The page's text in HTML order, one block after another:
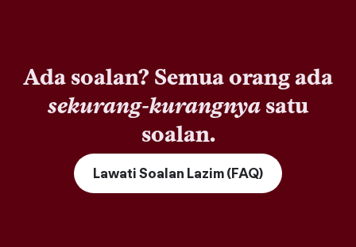
Ada soalan? Semua orang ada
sekurang-kurangnya satu
soalan.
Lawati Soalan Lazim (FAQ)